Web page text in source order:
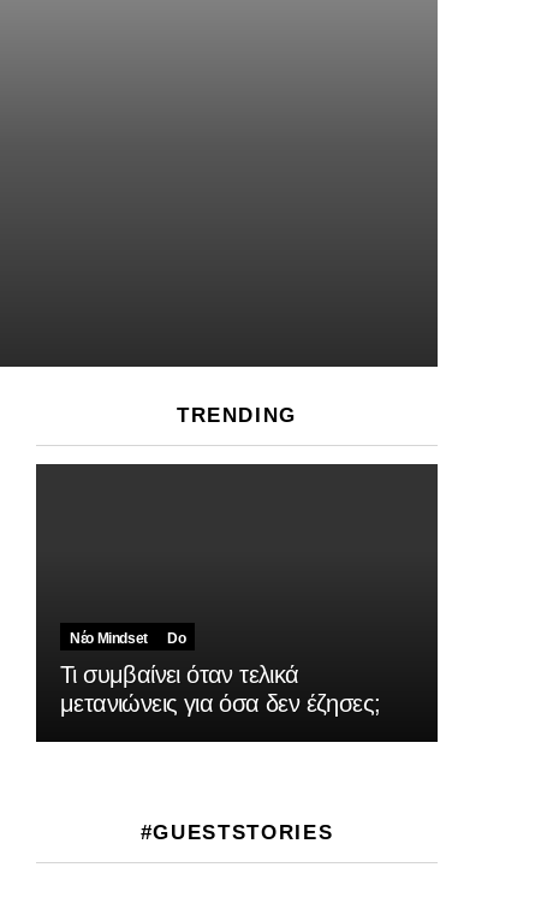
TRENDING
Νέο Mindset Do
Τι συμβαίνει όταν τελικά
μετανιώνεις για όσα δεν έζησες;
#GUESTSTORIES